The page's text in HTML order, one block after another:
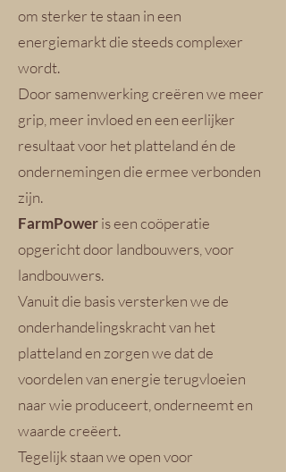
om sterker te staan in een
energiemarkt die steeds complexer
wordt.
Door samenwerking creëren we meer
grip, meer invloed en een eerlijker
resultaat voor het platteland én de
ondernemingen die ermee verbonden
zijn.
FarmPoweris een coöperatie
opgericht door landbouwers, voor
landbouwers.
Vanuit die basis versterken we de
onderhandelingskracht van het
platteland en zorgen we dat de
voordelen van energie terugvloeien
naar wie produceert, onderneemt en
waarde creëert.
Tegelijk staan we open voor